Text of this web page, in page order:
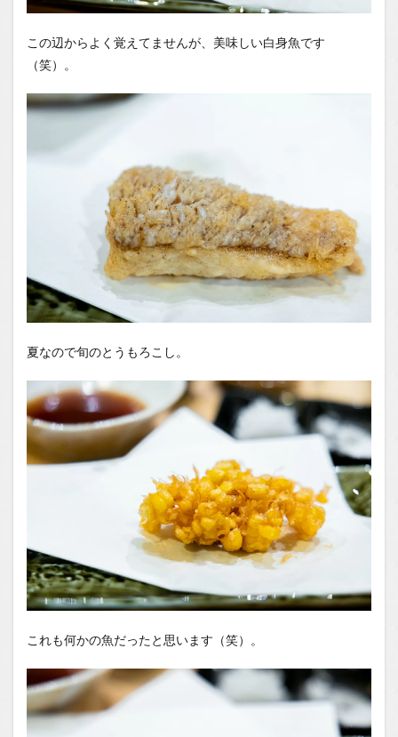
この辺からよく覚えてませんが、美味しい白身魚です
（笑）。
夏なので旬のとうもろこし。
これも何かの魚だったと思います（笑）。